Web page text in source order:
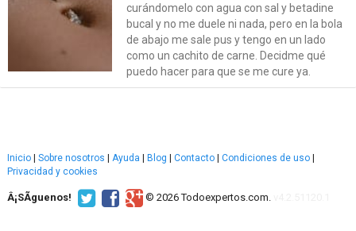
curándomelo con agua con sal y betadine
bucal y no me duele ni nada, pero en la bola
de abajo me sale pus y tengo en un lado
como un cachito de carne. Decidme qué
puedo hacer para que se me cure ya.
Inicio Sobre nosotros Ayuda Blog Contacto Condiciones de uso
Privacidad y cookies
Â¡SÃ­guenos! © 2026 Todoexpertos.com.